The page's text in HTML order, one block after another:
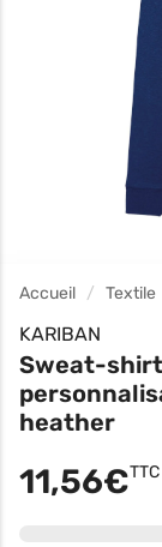
Accueil Textile
KARIBAN
Sweat-
heather
11,56€TTC